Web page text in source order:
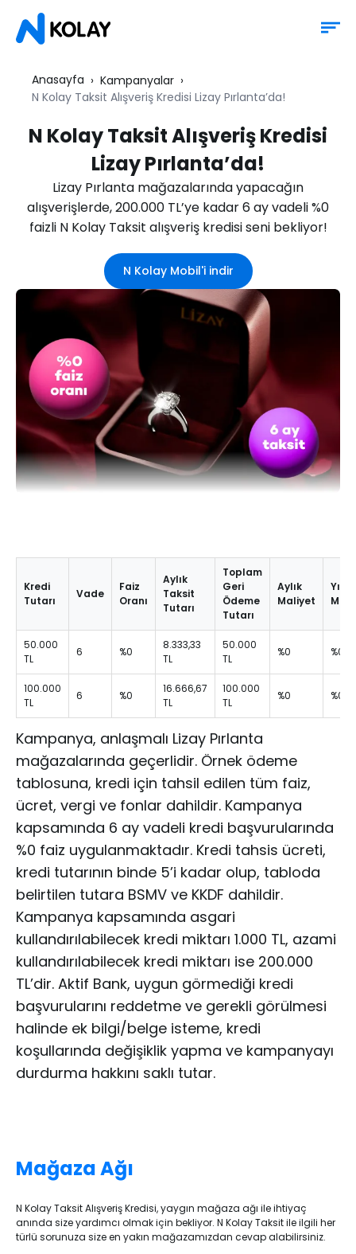
Anasayfa
Kampanyalar
N Kolay Taksit Alışveriş Kredisi Lizay Pırlanta’da!
N Kolay Taksit Alışveriş Kredisi
Lizay Pırlanta’da!
Lizay Pırlanta mağazalarında yapacağın
alışverişlerde, 200.000 TL’ye kadar 6 ay vadeli %0
faizli N Kolay Taksit alışveriş kredisi seni bekliyor!
N Kolay Mobil'i indir
Kredi
Tutarı
Vade
Faiz
Oranı
Aylık
Taksit
Tutarı
Toplam
Geri
Ödeme
Tutarı
Aylık
Maliyet
Yıllık
50.000
TL
6 %0
8.333,33
TL
50.000
TL
%0 %0
100.000
TL
6 %0
16.666,67
TL
100.000
TL
%0 %0
Kampanya, anlaşmalı Lizay Pırlanta
mağazalarında geçerlidir. Örnek ödeme
tablosuna, kredi için tahsil edilen tüm faiz,
ücret, vergi ve fonlar dahildir. Kampanya
kapsamında 6 ay vadeli kredi başvurularında
%0 faiz uygulanmaktadır. Kredi tahsis ücreti,
kredi tutarının binde 5’i kadar olup, tabloda
belirtilen tutara BSMV ve KKDF dahildir.
Kampanya kapsamında asgari
kullandırılabilecek kredi miktarı 1.000 TL, azami
kullandırılabilecek kredi miktarı ise 200.000
TL’dir. Aktif Bank, uygun görmediği kredi
başvurularını reddetme ve gerekli görülmesi
halinde ek bilgi/belge isteme, kredi
koşullarında değişiklik yapma ve kampanyayı
durdurma hakkını saklı tutar.
Mağaza Ağı
N Kolay Taksit Alışveriş Kredisi, yaygın mağaza ağı ile ihtiyaç
anında size yardımcı olmak için bekliyor. N Kolay Taksit ile ilgili her
türlü sorunuza size en yakın mağazamızdan cevap alabilirsiniz.